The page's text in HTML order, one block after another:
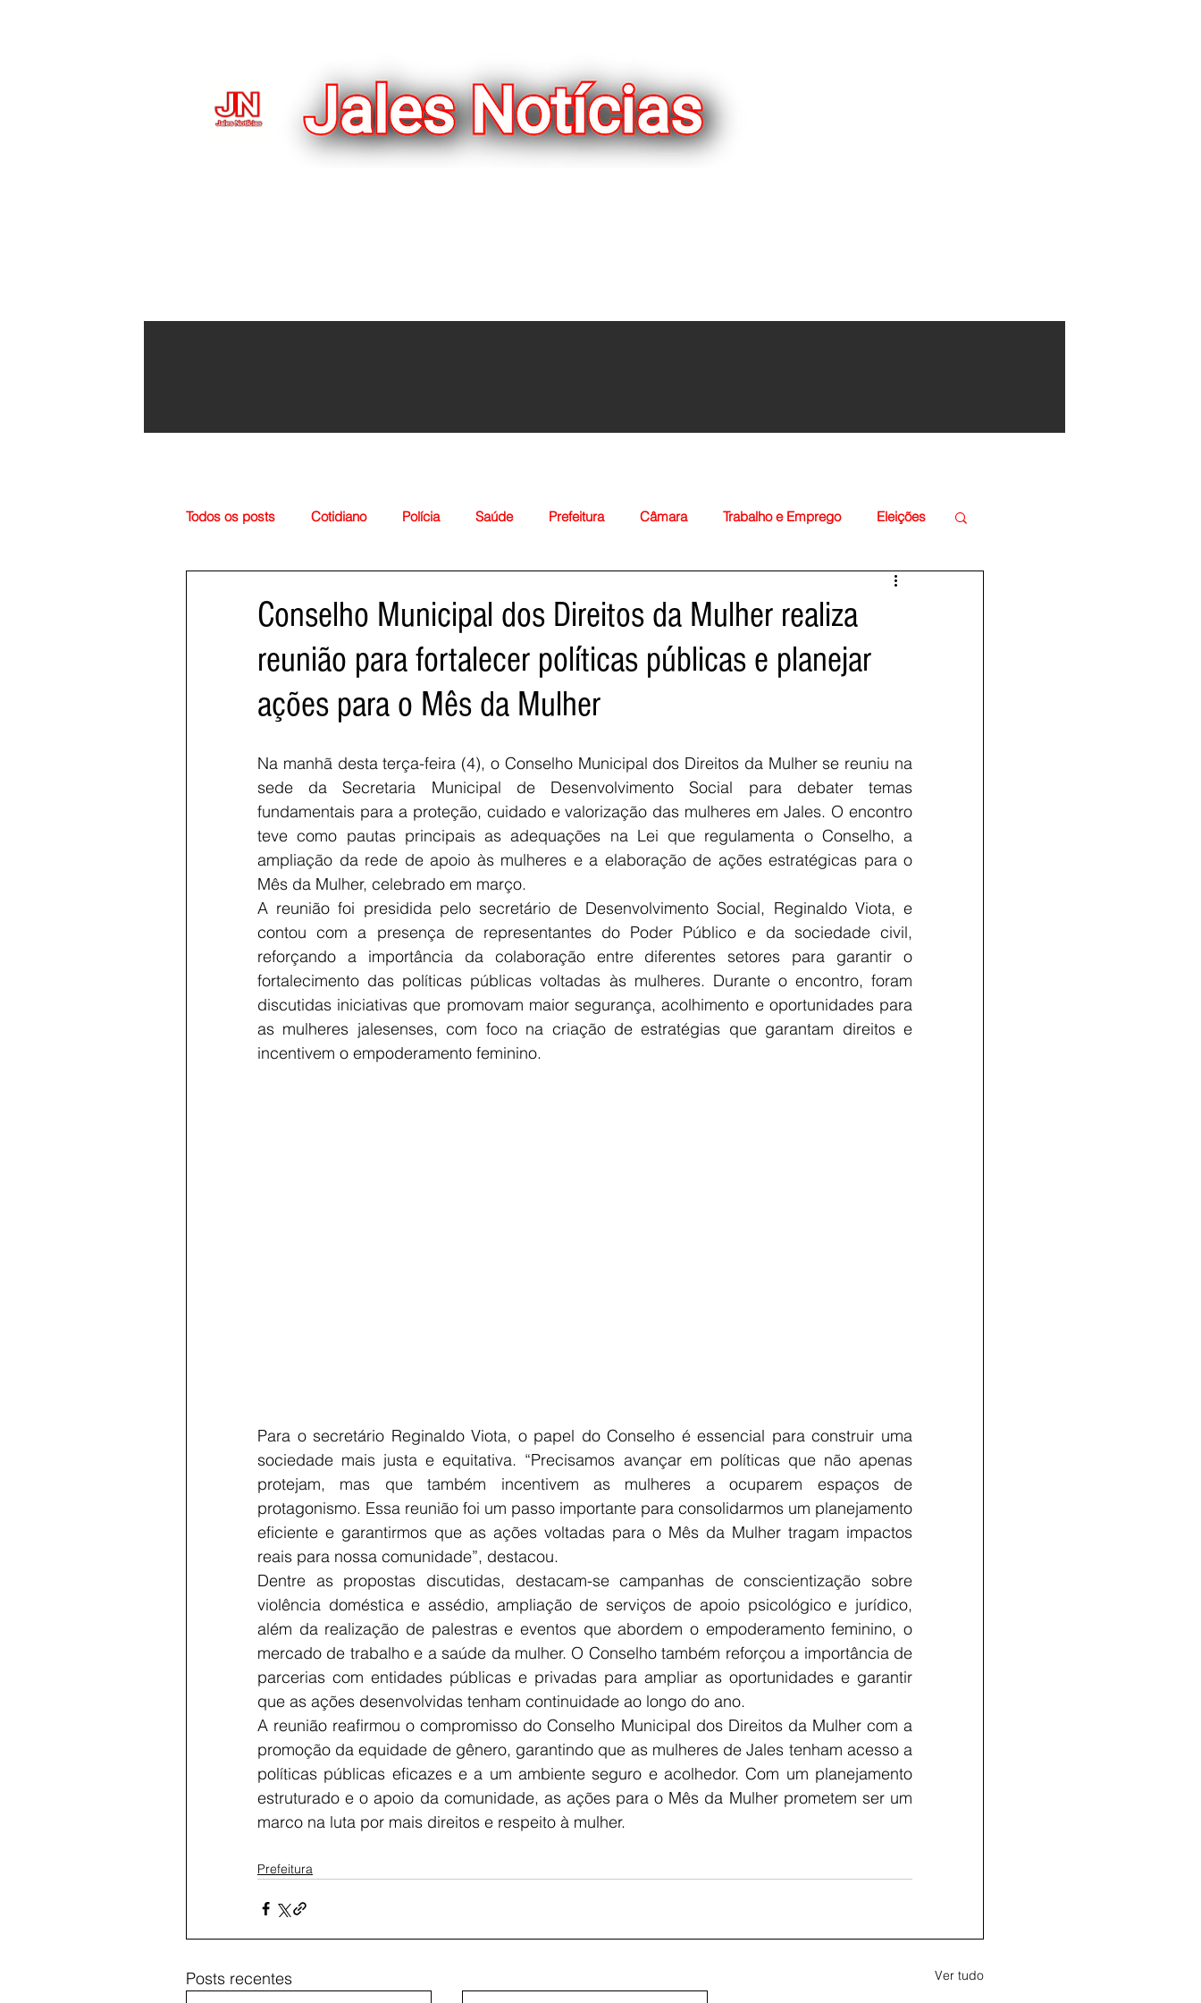
Voltar
Todos os posts Cotidiano Polícia Saúde Prefeitura Câmara Trabalho e Emprego Eleições
Conselho Municipal dos Direitos da Mulher realiza
reunião para fortalecer políticas públicas e planejar
ações para o Mês da Mulher
Na manhã desta terça-feira (4), o Conselho Municipal dos Direitos da Mulher se reuniu na
sede da Secretaria Municipal de Desenvolvimento Social para debater temas
fundamentais para a proteção, cuidado e valorização das mulheres em Jales. O encontro
teve como pautas principais as adequações na Lei que regulamenta o Conselho, a
ampliação da rede de apoio às mulheres e a elaboração de ações estratégicas para o
Mês da Mulher, celebrado em março.
A reunião foi presidida pelo secretário de Desenvolvimento Social, Reginaldo Viota, e
contou com a presença de representantes do Poder Público e da sociedade civil,
reforçando a importância da colaboração entre diferentes setores para garantir o
fortalecimento das políticas públicas voltadas às mulheres. Durante o encontro, foram
discutidas iniciativas que promovam maior segurança, acolhimento e oportunidades para
as mulheres jalesenses, com foco na criação de estratégias que garantam direitos e
incentivem o empoderamento feminino.
Para o secretário Reginaldo Viota, o papel do Conselho é essencial para construir uma
sociedade mais justa e equitativa. “Precisamos avançar em políticas que não apenas
protejam, mas que também incentivem as mulheres a ocuparem espaços de
protagonismo. Essa reunião foi um passo importante para consolidarmos um planejamento
eficiente e garantirmos que as ações voltadas para o Mês da Mulher tragam impactos
reais para nossa comunidade”, destacou.
Dentre as propostas discutidas, destacam-se campanhas de conscientização sobre
violência doméstica e assédio, ampliação de serviços de apoio psicológico e jurídico,
além da realização de palestras e eventos que abordem o empoderamento feminino, o
mercado de trabalho e a saúde da mulher. O Conselho também reforçou a importância de
parcerias com entidades públicas e privadas para ampliar as oportunidades e garantir
que as ações desenvolvidas tenham continuidade ao longo do ano.
A reunião reafirmou o compromisso do Conselho Municipal dos Direitos da Mulher com a
promoção da equidade de gênero, garantindo que as mulheres de Jales tenham acesso a
políticas públicas eficazes e a um ambiente seguro e acolhedor. Com um planejamento
estruturado e o apoio da comunidade, as ações para o Mês da Mulher prometem ser um
marco na luta por mais direitos e respeito à mulher.
Prefeitura
Posts recentes Ver tudo